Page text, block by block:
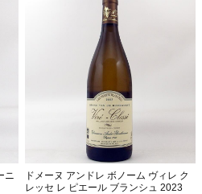
ニ
ドメーヌ アンドレ ボノーム ヴィレ ク
レッセ レ ピエール ブランシュ 2023